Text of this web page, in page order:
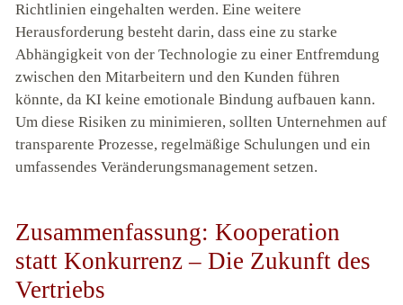
Richtlinien eingehalten werden. Eine weitere
Herausforderung besteht darin, dass eine zu starke
Abhängigkeit von der Technologie zu einer Entfremdung
zwischen den Mitarbeitern und den Kunden führen
könnte, da KI keine emotionale Bindung aufbauen kann.
Um diese Risiken zu minimieren, sollten Unternehmen auf
transparente Prozesse, regelmäßige Schulungen und ein
umfassendes Veränderungsmanagement setzen.
Zusammenfassung: Kooperation
statt Konkurrenz – Die Zukunft des
Vertriebs